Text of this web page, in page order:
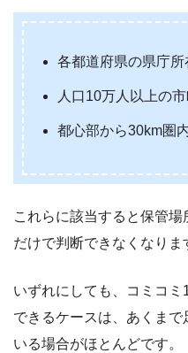
各都道府県の県庁所
人口10万人以上の
都心部から30km圏
これらに該当すると保管
だけで判断できなくなりま
いずれにしても、コミコ
できるケースは、あくま
いる場合がほとんどです。